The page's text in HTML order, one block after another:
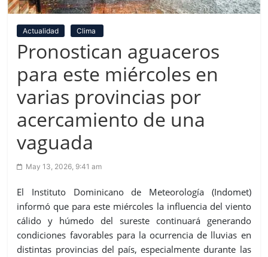
Actualidad Clima
Pronostican aguaceros
para este miércoles en
varias provincias por
acercamiento de una
vaguada
May 13, 2026, 9:41 am
El Instituto Dominicano de Meteorología (Indomet)
informó que para este miércoles la influencia del viento
cálido y húmedo del sureste continuará generando
condiciones favorables para la ocurrencia de lluvias en
distintas provincias del país, especialmente durante las